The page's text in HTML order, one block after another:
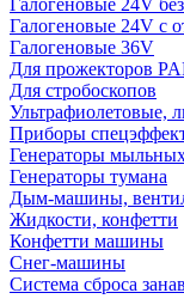
Галогеновые 24V
Галогеновые 24V с
Галогеновые 36V
Для прожекторов
Для стробоскопов
Ультрафиолетовые,
Приборы
Генераторы
Генераторы тумана
Дым-машины,
Жидкости, конфетти
Конфетти машины
Снег-машины
Система сброса